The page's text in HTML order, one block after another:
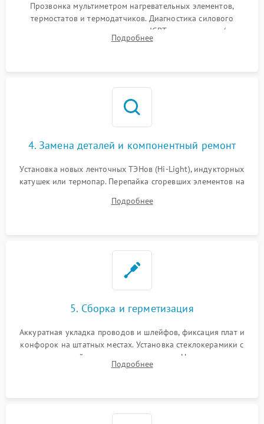
Прозвонка мультиметром нагревательных элементов,
термостатов и термодатчиков. Диагностика силового
модуля, реле, диодных мостов и IGBT-транзисторов (для
индукции). Проверка кранов и газ-контроля (для газовых
Подробнее
4. Замена деталей и компонентный ремонт
Установка новых ленточных ТЭНов (Hi-Light), индукторных
катушек или термопар. Перепайка сгоревших элементов на
дорожек. Очистка контактов и замена поврежденной
Подробнее
5. Сборка и герметизация
Аккуратная укладка проводов и шлейфов, фиксация плат и
конфорок на штатных местах. Установка стеклокерамики с
проверкой равномерности зазоров. Нанесение
термостойкого герметика или укладка уплотнительной
Подробнее